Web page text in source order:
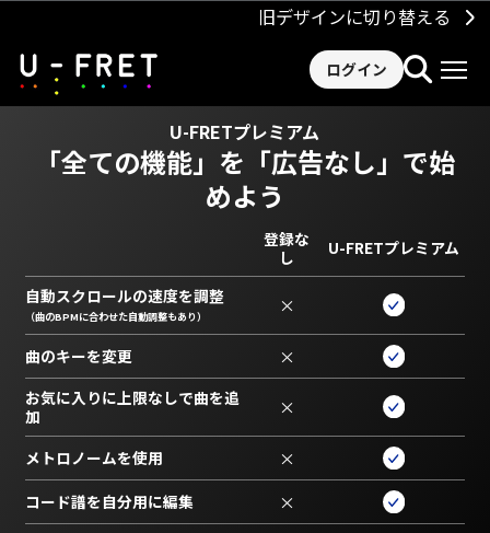
旧デザインに切り替える
ログイン
U-FRETプレミアム
「全ての機能」を 「広告なし」で始
めよう
登録な
し
U-FRETプレミアム
自動スクロールの速度を調整
（曲のBPMに合わせた自動調整もあり） ×
曲のキーを変更 ×
お気に入りに上限なしで曲を追
加
×
メトロノームを使用 ×
コード譜を自分用に編集 ×